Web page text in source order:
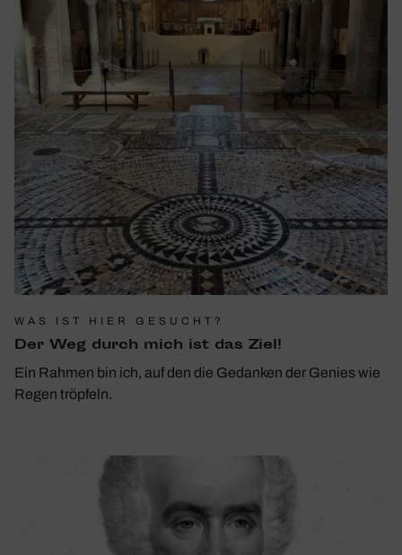
WAS IST HIER GESUCHT?
Der Weg durch mich ist das Ziel!
Ein Rahmen bin ich, auf den die Gedanken der Genies wie
Regen tröpfeln.